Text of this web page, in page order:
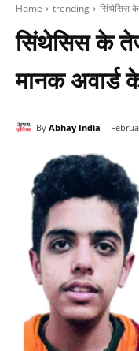
Home trending सिंथेसिस
सिंथेसिस के
मानक अवार्ड
By Abhay India